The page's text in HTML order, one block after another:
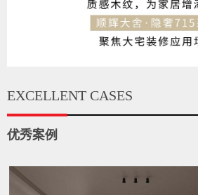
EXCELLENT CASES
优秀案例